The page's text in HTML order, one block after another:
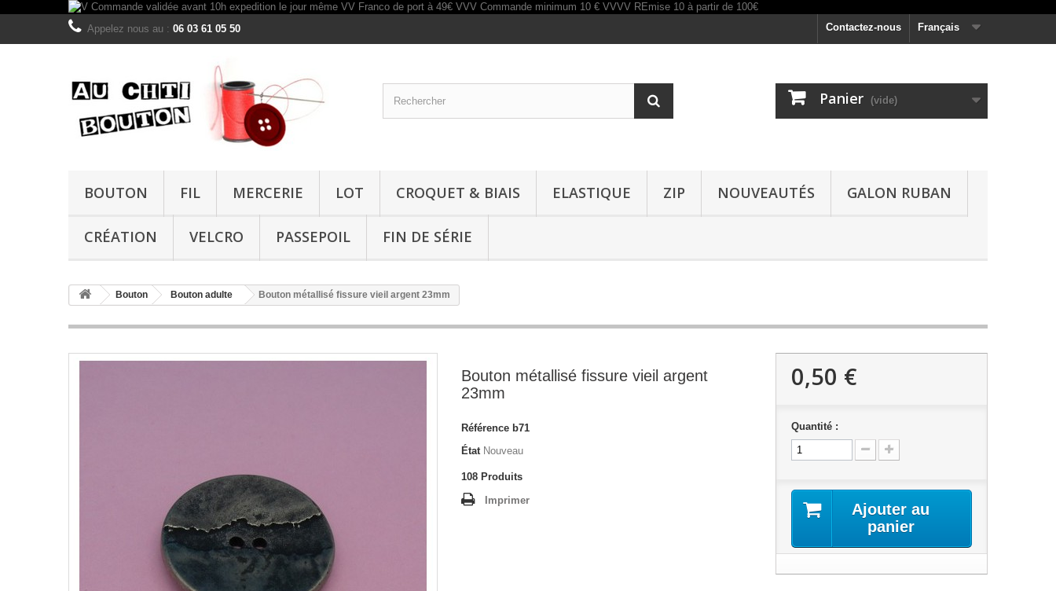
Français
Contactez-nous
Appelez nous au : 06 03 61 05 50
Panier (vide)
BOUTON FIL MERCERIE LOT CROQUET & BIAIS ELASTIQUE ZIP NOUVEAUTÉS GALON RUBAN
CRÉATION VELCRO PASSEPOIL FIN DE SÉRIE
Bouton Bouton adulte Bouton métallisé fissure vieil argent 23mm
Bouton métallisé fissure vieil argent
23mm
Référence b71
État Nouveau
108 Produits
Imprimer
0,50 €
Quantité :
Ajouter au
panier